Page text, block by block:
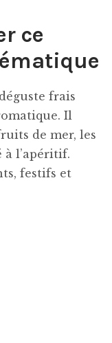
ce
frais
Il
de mer, les
à l’apéritif.
festifs et